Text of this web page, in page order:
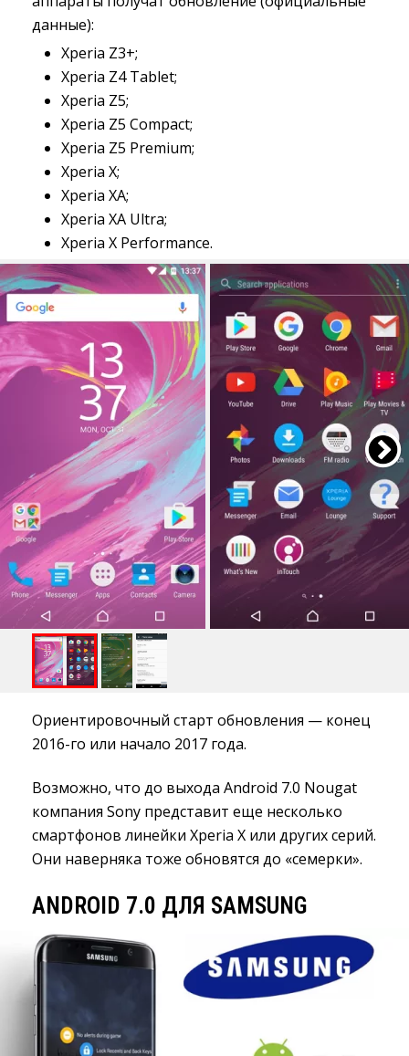
данные):
Xperia Z3+;
Xperia Z4 Tablet;
Xperia Z5;
Xperia Z5 Compact;
Xperia Z5 Premium;
Xperia X;
Xperia XA;
Xperia XA Ultra;
Xperia X Performance.
Ориентировочный старт обновления — конец
2016-го или начало 2017 года.
Возможно, что до выхода Android 7.0 Nougat
компания Sony представит еще несколько
смартфонов линейки Xperia X или других серий.
Они наверняка тоже обновятся до «семерки».
ANDROID 7.0 ДЛЯ SAMSUNG